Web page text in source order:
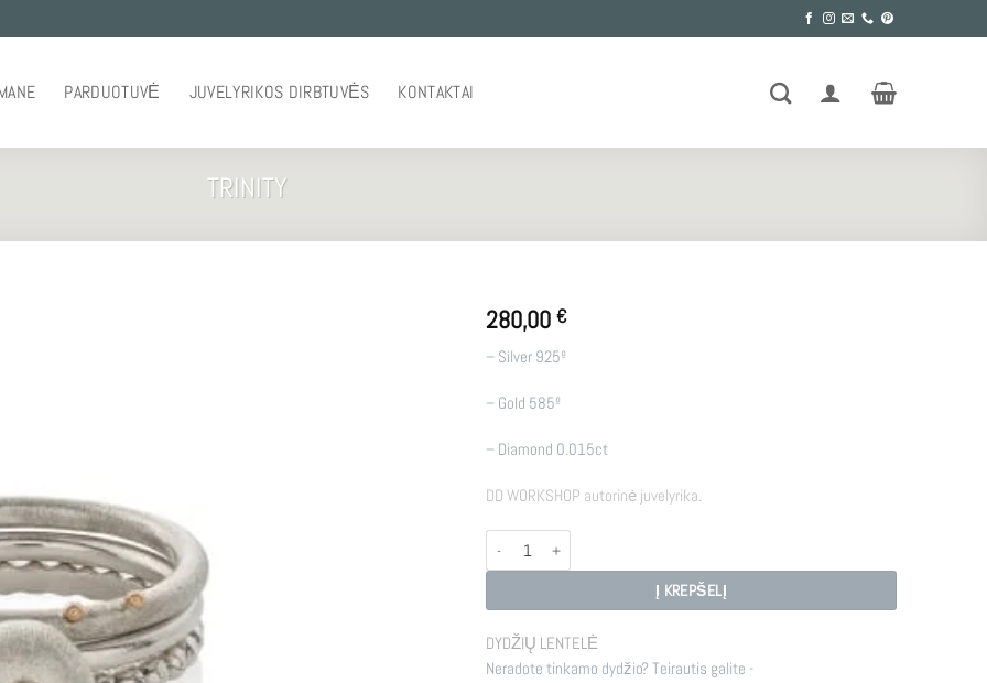
PARDUOTUVĖ JUVELYRIKOS DIRBTUVĖS KONTAKTAI
TRINITY
280,00 €
– Silver 925º
– Gold 585º
– Diamond 0.015ct
DD WORKSHOP autorinė juvelyrika.
produkto kiekis: TRINITY
Į KREPŠELĮ
DYDŽIŲ LENTELĖ
Neradote tinkamo dydžio? Teirautis galite -